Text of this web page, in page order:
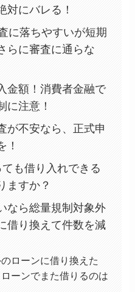
対にバレる！
に落ちやすいが短期
らに審査に通らな
金額！消費者金融で
に注意！
が不安なら、正式申
！
も借り入れできる
ますか？
なら総量規制対象外
借り換えて件数を減
ローンに借り換えた
ーンでまた借りるのは